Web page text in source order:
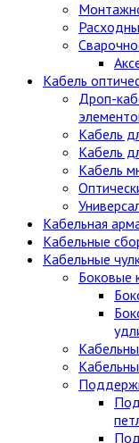
Кабель
Дроп-
Кабель
Кабель
Кабель
Кабельная
Кабельные
Кабельные
Боковые